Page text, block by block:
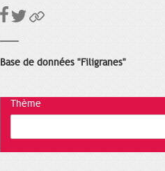
Base de données "Filigranes"
Thème